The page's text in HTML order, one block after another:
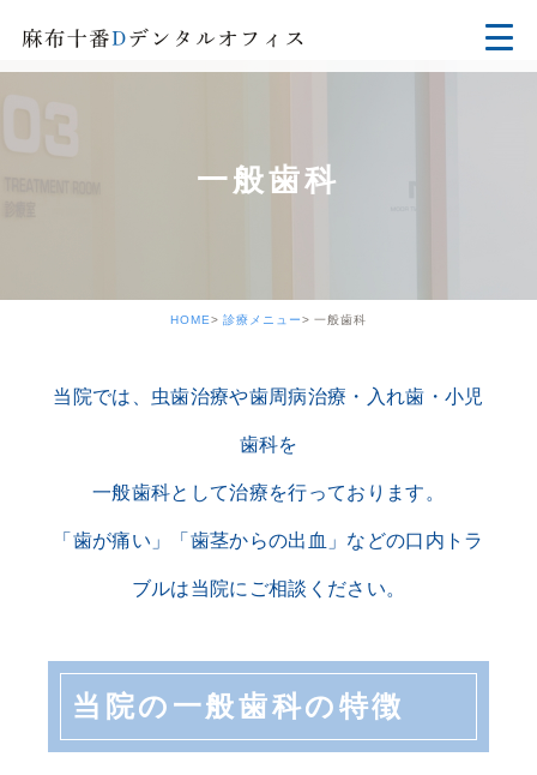
一般歯科
HOME 診療メニュー 一般歯科
当院では、虫歯治療や歯周病治療・入れ歯・小児
歯科を
一般歯科として治療を行っております。
「歯が痛い」「歯茎からの出血」などの口内トラ
ブルは当院にご相談ください。
当院の一般歯科の特徴